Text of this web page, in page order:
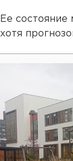
Ее состояние
хотя